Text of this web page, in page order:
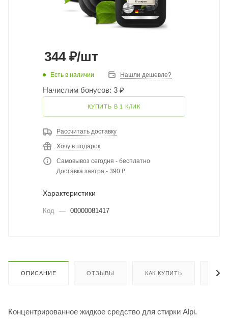
344₽/шт
Есть в наличии Нашли дешевле?
Начислим бонусов: 3 ₽
КУПИТЬ В 1 КЛИК
Рассчитать доставку
Хочу в подарок
Самовывоз сегодня - бесплатно
Доставка завтра - 390 ₽
Характеристики
Код — 00000081417
ОПИСАНИЕ ОТЗЫВЫ КАК КУПИТЬ
Концентрированное жидкое средство для стирки Alpi.